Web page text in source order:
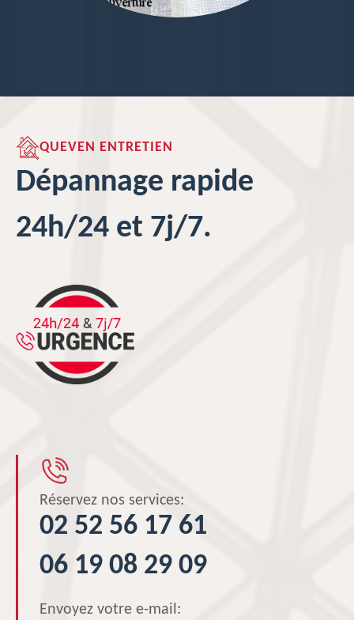
QUEVEN ENTRETIEN
Dépannage rapide
24h/24 et 7j/7.
Réservez nos services:
02 52 56 17 61
06 19 08 29 09
Envoyez votre e-mail: